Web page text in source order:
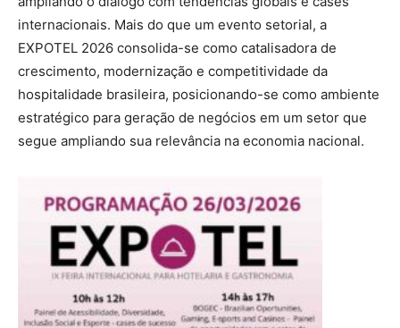
internacionais. Mais do que um evento setorial, a
EXPOTEL 2026 consolida-se como catalisadora de
crescimento, modernização e competitividade da
hospitalidade brasileira, posicionando-se como ambiente
estratégico para geração de negócios em um setor que
segue ampliando sua relevância na economia nacional.